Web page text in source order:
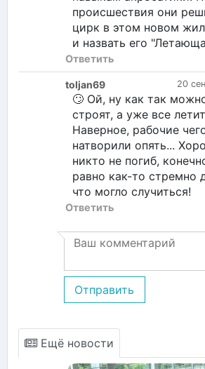
происшествия они
цирк в этом новом
и назвать его
Ответить
20
toljan69
🙄 Ой, ну как так
строят, а уже все
Наверное, рабочие
натворили опять...
никто не погиб,
равно как-то стремно
что могло случиться!
Ответить
Отправить
Ещё новости